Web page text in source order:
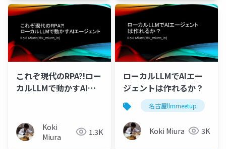
これぞ現代のRPA?!ロー
カルLLMで動かすAIエ
Koki
Miura
1.3K
ローカルLLMでAIエー
ジェントは作れるか？
名古屋llmmeetup
Koki Miura 3K